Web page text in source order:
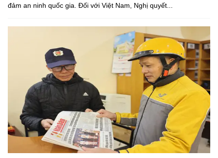
đảm an ninh quốc gia. Đối với Việt Nam, Nghị quyết...